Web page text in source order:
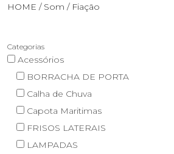
HOME / Som / Fiação
Categorias
Acessórios
BORRACHA DE PORTA
Calha de Chuva
Capota Maritimas
FRISOS LATERAIS
LAMPADAS